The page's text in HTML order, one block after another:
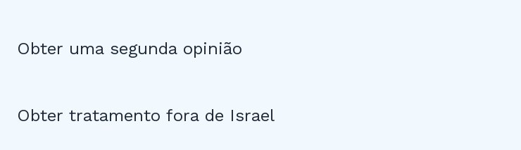
Obter uma segunda opinião
Obter tratamento fora de Israel